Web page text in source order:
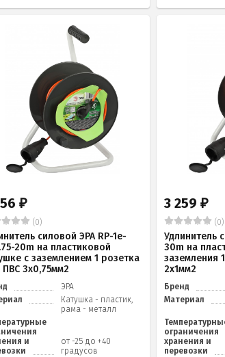
₽
(0)
силовой ЭРА RP-1e-
20m на пластиковой
c заземлением 1 розетка
ПВС 3х0,75мм2
ЭРА
Катушка - пластик,
рама - металл
и
от -25 до +40
градусов
3 259₽
(0)
Удлинитель
30m на
заземления
2x1мм2
Бренд
Материал
ограничения
хранения и
перевозки